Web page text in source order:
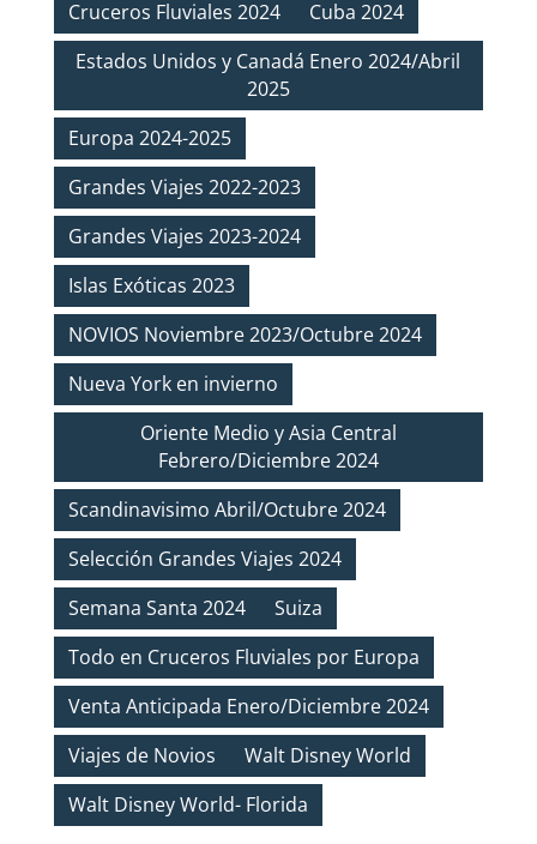
Cruceros Fluviales 2024
Cuba 2024
Estados Unidos y Canadá Enero 2024/Abril
2025
Europa 2024-2025
Grandes Viajes 2022-2023
Grandes Viajes 2023-2024
Islas Exóticas 2023
NOVIOS Noviembre 2023/Octubre 2024
Nueva York en invierno
Oriente Medio y Asia Central
Febrero/Diciembre 2024
Scandinavisimo Abril/Octubre 2024
Selección Grandes Viajes 2024
Semana Santa 2024
Suiza
Todo en Cruceros Fluviales por Europa
Venta Anticipada Enero/Diciembre 2024
Viajes de Novios
Walt Disney World
Walt Disney World- Florida